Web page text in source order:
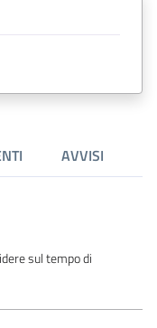
AVVISI
sul tempo di